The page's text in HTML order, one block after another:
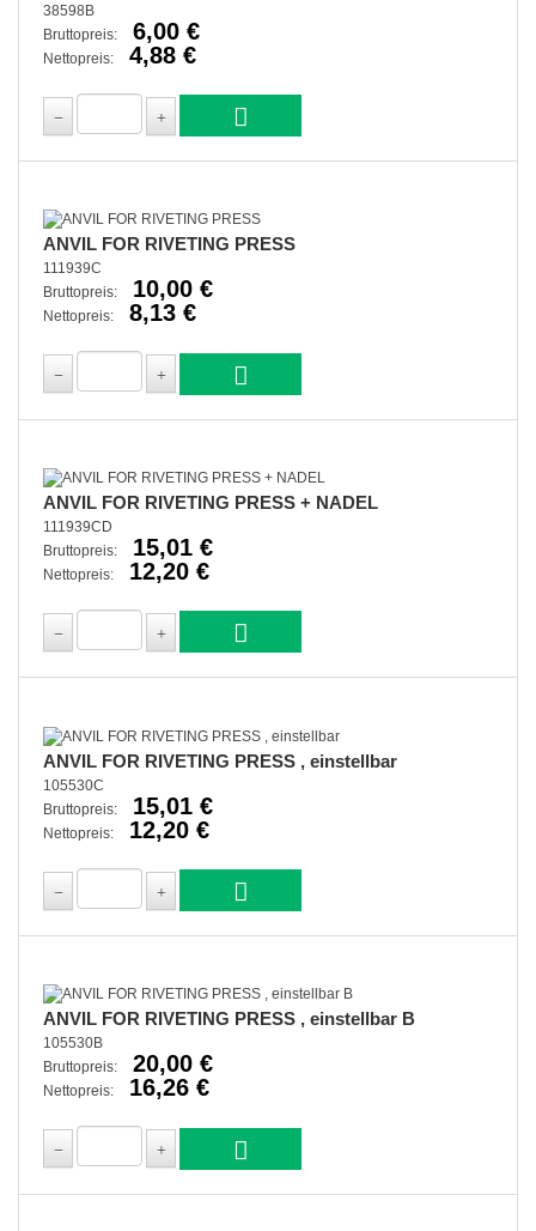
38598B
Bruttopreis:
6,00 €
Nettopreis: 4,88 €
ANVIL FOR RIVETING PRESS
111939C
Bruttopreis:
10,00 €
Nettopreis: 8,13 €
ANVIL FOR RIVETING PRESS + NADEL
111939CD
Bruttopreis:
15,01 €
Nettopreis: 12,20 €
ANVIL FOR RIVETING PRESS , einstellbar
105530C
Bruttopreis:
15,01 €
Nettopreis: 12,20 €
ANVIL FOR RIVETING PRESS , einstellbar B
105530B
Bruttopreis:
20,00 €
Nettopreis: 16,26 €